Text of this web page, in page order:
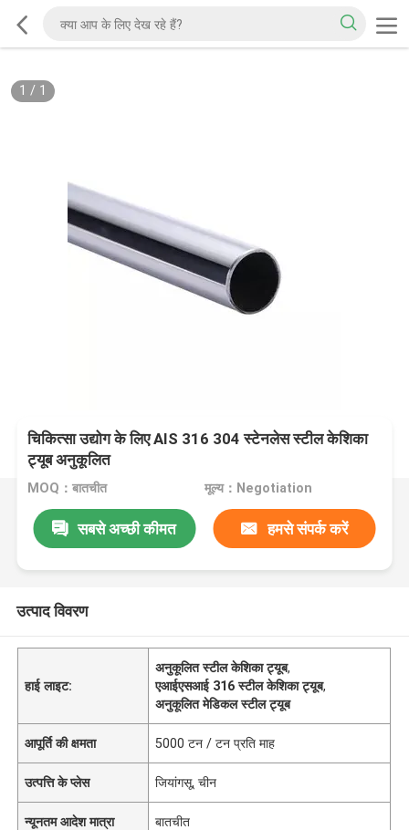
1 / 1
चिकित्सा उद्योग के लिए AIS 316 304 स्टेनलेस स्टील केशिका
ट्यूब अनुकूलित
MOQ：बातचीत मूल्य：Negotiation
सबसे अच्छी कीमत हमसे संपर्क करें
उत्पाद विवरण
हाई लाइट:
अनुकूलित स्टील केशिका ट्यूब,
एआईएसआई 316 स्टील केशिका ट्यूब,
अनुकूलित मेडिकल स्टील ट्यूब
आपूर्ति की क्षमता 5000 टन / टन प्रति माह
उत्पत्ति के प्लेस जियांगसू, चीन
न्यूनतम आदेश मात्रा बातचीत